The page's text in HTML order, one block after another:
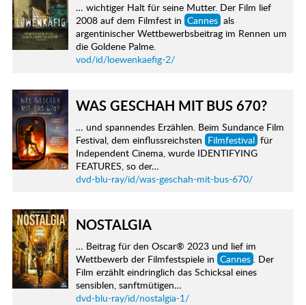
… wichtiger Halt für seine Mutter. Der Film lief
2008 auf dem Filmfest in Cannes als
argentinischer Wettbewerbsbeitrag im Rennen um
die Goldene Palme.
vod/id/loewenkaefig-2/
WAS GESCHAH MIT BUS 670?
… und spannendes Erzählen. Beim Sundance Film
Festival, dem einflussreichsten Filmfestival für
Independent Cinema, wurde IDENTIFYING
FEATURES, so der…
dvd-blu-ray/id/was-geschah-mit-bus-670/
NOSTALGIA
… Beitrag für den Oscar® 2023 und lief im
Wettbewerb der Filmfestspiele in Cannes . Der
Film erzählt eindringlich das Schicksal eines
sensiblen, sanftmütigen…
dvd-blu-ray/id/nostalgia-1/